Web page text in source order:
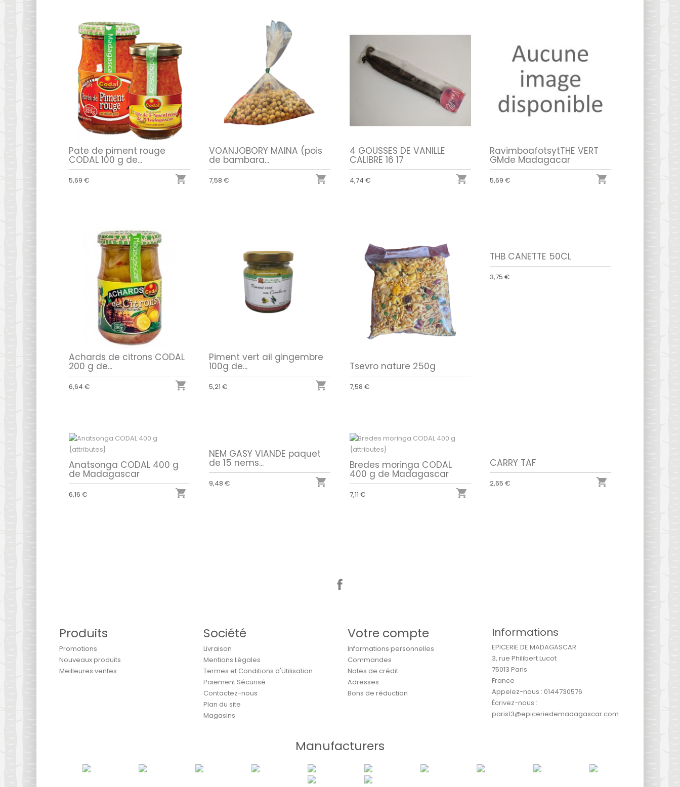
Pate de piment rouge
CODAL 100 g de...
5,69 € 
VOANJOBORY MAINA (pois
de bambara...
7,58 € 
4 GOUSSES DE VANILLE
CALIBRE 16 17
4,74 € 
RavimboafotsytTHE VERT
GMde Madagacar
5,69 € 
Achards de citrons CODAL
200 g de...
6,64 € 
Piment vert ail gingembre
100g de...
5,21 € 
Tsevro nature 250g
7,58 €
THB CANETTE 50CL
3,75 €
Anatsonga CODAL 400 g
de Madagascar
6,16 € 
NEM GASY VIANDE paquet
de 15 nems...
9,48 € 
Bredes moringa CODAL
400 g de Madagascar
7,11 € 
CARRY TAF
2,65 € 
Produits
Promotions
Nouveaux produits
Meilleures ventes
Société
Livraison
Mentions Légales
Termes et Conditions d'Utilisation
Paiement Sécurisé
Contactez-nous
Plan du site
Magasins
Votre compte
Informations personnelles
Commandes
Notes de crédit
Adresses
Bons de réduction
Informations
EPICERIE DE MADAGASCAR
3, rue Philibert Lucot
75013 Paris
France
Appelez-nous : 0144730576
Écrivez-nous :
paris13@epiceriedemadagascar.com
Manufacturers